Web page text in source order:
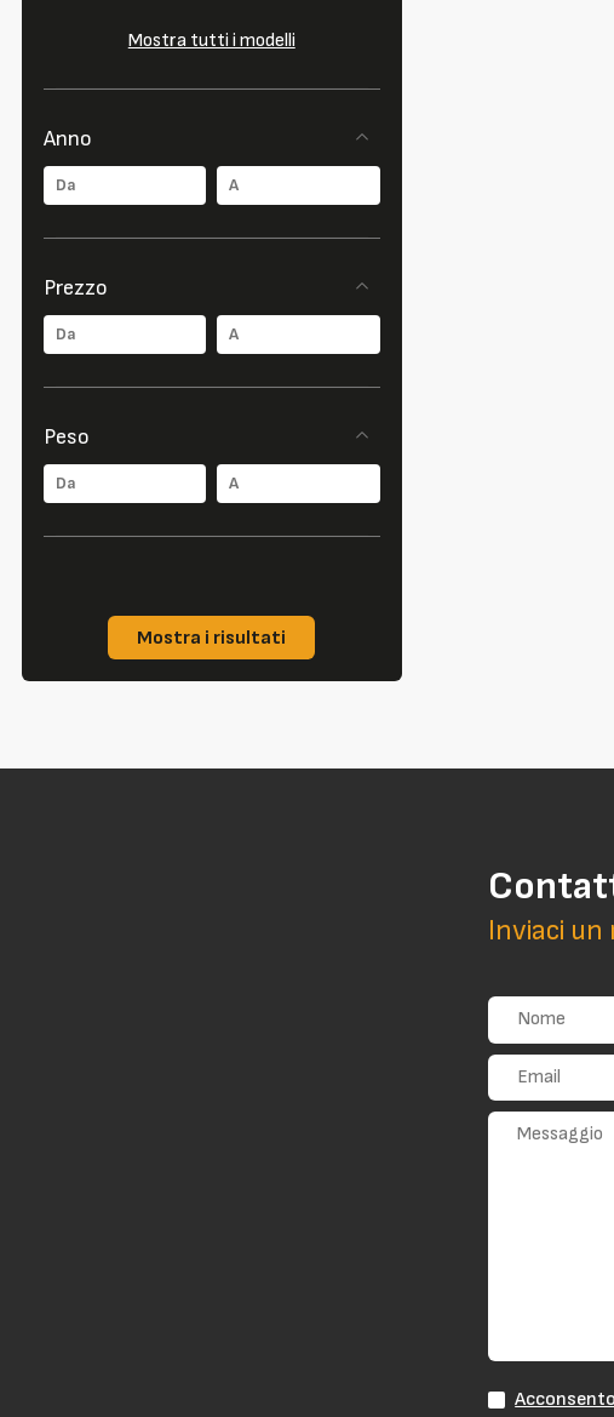
Mostra tutti i modelli
Anno
Prezzo
Peso
Mostra i risultati
Inviaci un